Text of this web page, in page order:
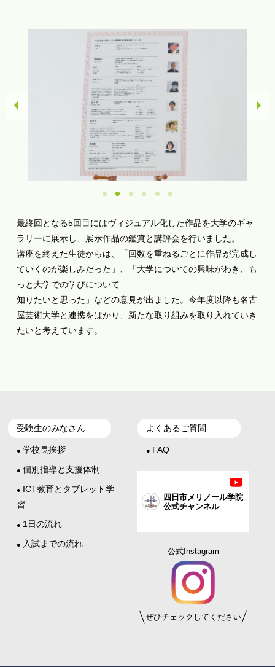
Next
1 2 3 4 5 6
最終回となる5回目にはヴィジュアル化した作品を大学のギャ
ラリーに展示し、展示作品の鑑賞と講評会を行いました。
講座を終えた生徒からは、「回数を重ねるごとに作品が完成し
ていくのが楽しみだった」、「大学についての興味がわき、も
っと大学での学びについて
知りたいと思った」などの意見が出ました。今年度以降も名古
屋芸術大学と連携をはかり、新たな取り組みを取り入れていき
たいと考えています。
受験生のみなさん
●学校長挨拶
●個別指導と支援体制
● ICT教育とタブレット学
習
● 1日の流れ
● 入試までの流れ
よくあるご質問
● FAQ
四日市メリノール学院
公式チャンネル
公式Instagram
ぜひチェックしてください